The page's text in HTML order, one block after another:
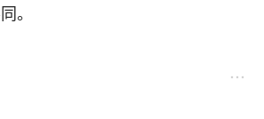
。
而面部筋膜提升是通过一个立体